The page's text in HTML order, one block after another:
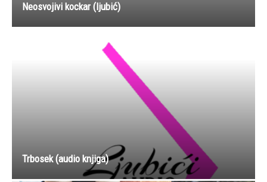
Neosvojivi kockar (ljubić)
Trbosek (audio knjiga)